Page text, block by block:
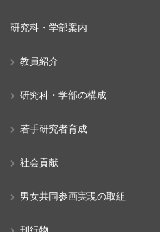
研究科・学部案内
教員紹介
研究科・学部の構成
若手研究者育成
社会貢献
男女共同参画実現の取組